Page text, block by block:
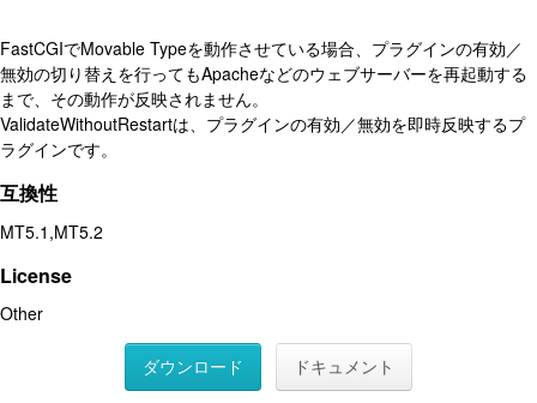
FastCGIでMovable Typeを動作させている場合、プラグインの有効／
無効の切り替えを行ってもApacheなどのウェブサーバーを再起動する
まで、その動作が反映されません。
ValidateWithoutRestartは、プラグインの有効／無効を即時反映するプ
ラグインです。
互換性
MT5.1,MT5.2
License
Other
ダウンロード ドキュメント